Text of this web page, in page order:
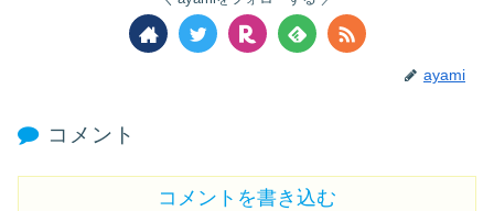
ayami
コメント
コメントを書き込む